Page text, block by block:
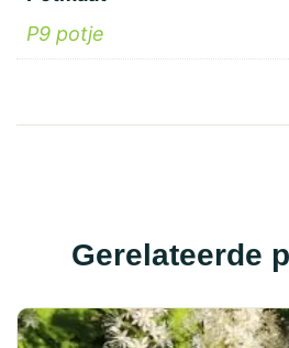
P9 potje
Gerelateerde